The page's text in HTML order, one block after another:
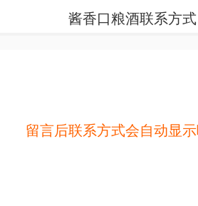
酱香口粮酒联系方式
留言后联系方式会自动显